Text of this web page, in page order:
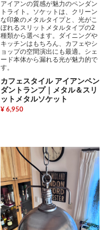
アイアンの質感が魅力のペンダン
トライト。ソケットは、クリーン
な印象のメタルタイプと、光がこ
ぼれるスリットメタルタイプの2
種類から選べます。ダイニングや
キッチンはもちろん、カフェやシ
ョップの空間演出にも最適。シェ
ード本体から漏れる光が魅力的で
す。
カフェスタイル アイアンペン
ダントランプ｜メタル＆スリ
ットメタルソケット
¥ 6,950